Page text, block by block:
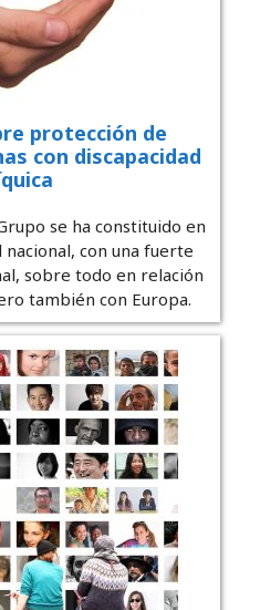
protección de
con discapacidad
se ha constituido en
con una fuerte
sobre todo en relación
también con Europa.